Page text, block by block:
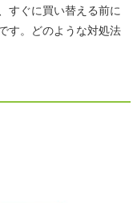
すぐに買い替える前に
す。どのような対処法